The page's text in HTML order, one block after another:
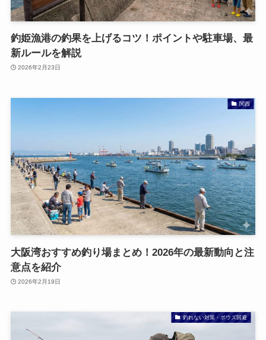
釣姫漁港の釣果を上げるコツ！ポイントや駐車場、最
新ルールを解説
2026年2月23日
関西
大阪湾おすすめ釣り場まとめ！2026年の最新動向と注
意点を紹介
2026年2月19日
釣れない対策・ボウズ回避